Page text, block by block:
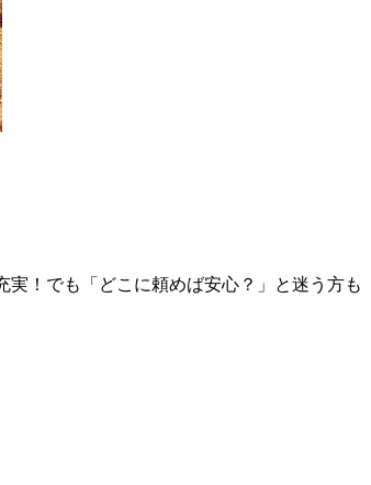
！でも「どこに頼めば安心？」と迷う方も